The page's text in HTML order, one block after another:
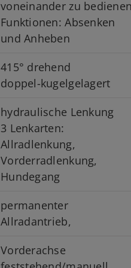
voneinander zu
Funktionen: Absenken
und Anheben
415° drehend
doppel-kugelgelagert
hydraulische Lenkung
3 Lenkarten:
Allradlenkung,
Vorderradlenkung,
Hundegang
permanenter
Allradantrieb,
Vorderachse